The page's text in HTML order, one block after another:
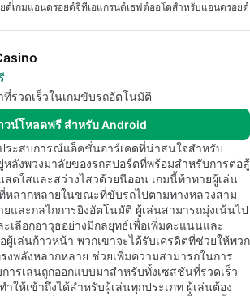
ด์เกมแอนดรอยด์จีทีเอแกรนด์เธฟต์ออโตสำหรับแอนดรอยด์
ที่รวดเร็วในเกมขับรถอัตโนมัติ
วน์โหลดฟรี สำหรับ Android
ระสบการณ์แอ็คชั่นอาร์เคดที่น่าสนใจสำหรับ
หลังพวงมาลัยของรถสปอร์ตที่พร้อมสำหรับการต่อสู้
ดใสและสว่างไสวด้วยนีออน เกมนี้ท้าทายผู้เล่น
หลากหลายในขณะที่ขับรถไปตามทางหลวงสาม
และกลไกการยิงอัตโนมัติ ผู้เล่นสามารถมุ่งเน้นไป
เลือกอาวุธอย่างมีกลยุทธ์เพื่อเพิ่มคะแนนและ
เล่นก้าวหน้า พวกเขาจะได้รับเครดิตที่ช่วยให้พวก
งพลังหลากหลาย ช่วยเพิ่มความสามารถในการ
ารเล่นถูกออกแบบมาสำหรับทั้งเซสชันที่รวดเร็ว
ให้เข้าถึงได้สำหรับผู้เล่นทุกประเภท ผู้เล่นต้อง